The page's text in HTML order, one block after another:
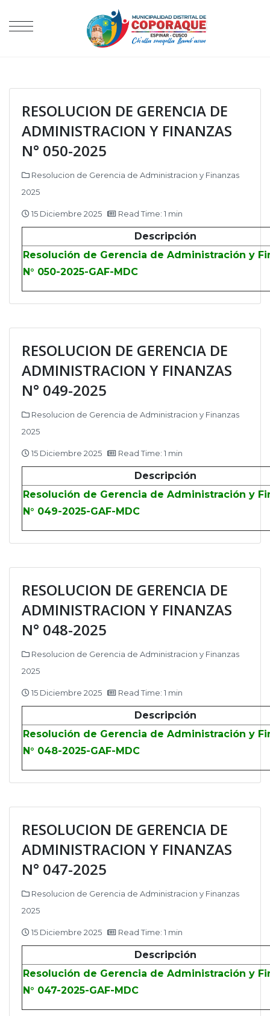
RESOLUCION DE GERENCIA DE
ADMINISTRACION Y FINANZAS
N° 050-2025
Resolucion de Gerencia de Administracion y Finanzas
2025
15 Diciembre 2025 Read Time: 1 min
Descripción
Resolución de Gerencia de Administración y
N° 050-2025-GAF-MDC
RESOLUCION DE GERENCIA DE
ADMINISTRACION Y FINANZAS
N° 049-2025
Resolucion de Gerencia de Administracion y Finanzas
2025
15 Diciembre 2025 Read Time: 1 min
Descripción
Resolución de Gerencia de Administración y
N° 049-2025-GAF-MDC
RESOLUCION DE GERENCIA DE
ADMINISTRACION Y FINANZAS
N° 048-2025
Resolucion de Gerencia de Administracion y Finanzas
2025
15 Diciembre 2025 Read Time: 1 min
Descripción
Resolución de Gerencia de Administración y
N° 048-2025-GAF-MDC
RESOLUCION DE GERENCIA DE
ADMINISTRACION Y FINANZAS
N° 047-2025
Resolucion de Gerencia de Administracion y Finanzas
2025
15 Diciembre 2025 Read Time: 1 min
Descripción
Resolución de Gerencia de Administración y
N° 047-2025-GAF-MDC